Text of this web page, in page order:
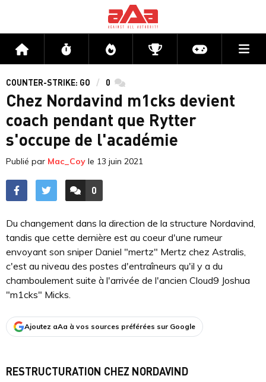
Accueil Flux Directs CompétitionsActu jeux
COUNTER-STRIKE: GO 0 commentaires
Chez Nordavind m1cks devient
coach pendant que Rytter
s'occupe de l'académie
Publié par Mac_Coy le 13 juin 2021
ACCÉDER AUX
0
COMMENTAIRES
Du changement dans la direction de la structure Nordavind,
tandis que cette dernière est au coeur d'une rumeur
envoyant son sniper Daniel "mertz" Mertz chez Astralis,
c'est au niveau des postes d'entraîneurs qu'il y a du
chamboulement suite à l'arrivée de l'ancien Cloud9 Joshua
"m1cks" Micks.
Ajoutez aAa à vos sources préférées sur Google
RESTRUCTURATION CHEZ NORDAVIND